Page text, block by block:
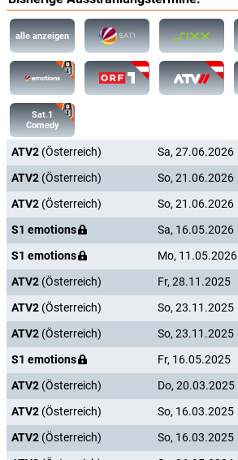
alle anzeigen
Sat.1
Comedy
ATV2 (Österreich) Sa, 27.06.2026
ATV2 (Österreich) So, 21.06.2026
ATV2 (Österreich) So, 21.06.2026
S1 emotions
Sa, 16.05.2026
S1 emotions
Mo, 11.05.2026
ATV2 (Österreich) Fr, 28.11.2025
ATV2 (Österreich) So, 23.11.2025
ATV2 (Österreich) So, 23.11.2025
S1 emotions
Fr, 16.05.2025
ATV2 (Österreich) Do, 20.03.2025
ATV2 (Österreich) So, 16.03.2025
ATV2 (Österreich) So, 16.03.2025